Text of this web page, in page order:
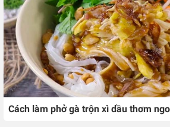
Cách làm phở gà trộn xì dầu thơm